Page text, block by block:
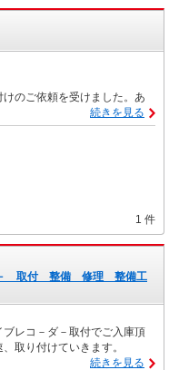
のご依頼を受けました。あ
続きを見る
1 件
－ 取付 整備 修理 整備工
レコ－ダ－取付でご入庫頂
取り付けていきます。
続きを見る